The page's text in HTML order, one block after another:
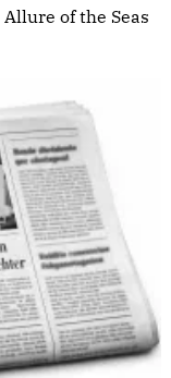
of the Seas